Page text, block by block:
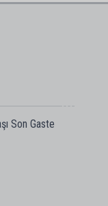
Son Gaste